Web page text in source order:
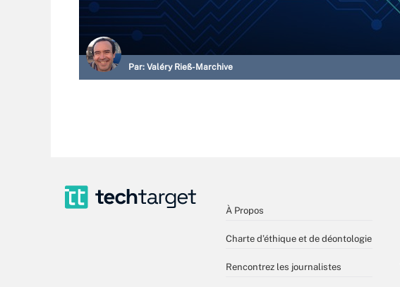
Par: Valéry Rieß-Marchive
À Propos
Charte d’éthique et de déontologie
Rencontrez les journalistes